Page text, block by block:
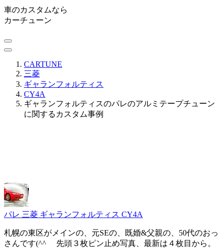
車のカスタムなら
カーチューン
CARTUNE
三菱
ギャランフォルティス
CY4A
ギャランフォルティスのパレのアルミテープチューン
に関するカスタム事例
パレ 三菱 ギャランフォルティス CY4A
札幌の東区がメインの、元SEの、既婚&父親の、50代のおっ
さんです(^^ゞ 先頭３枚ピン止め写真、最新は４枚目から。